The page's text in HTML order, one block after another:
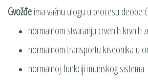
Gvožđeima važnu ulogu u procesu deobe
normalnom stvaranju crvenih krvnih
normalnom transportu kiseonika u
normalnoj funkciji imunskog sistema